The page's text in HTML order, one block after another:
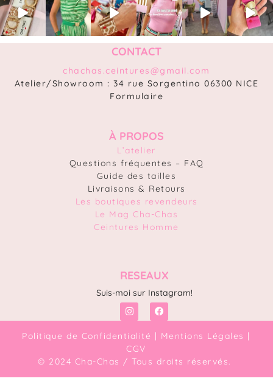
CONTACT
chachas.ceintures@gmail.com
Atelier/Showroom : 34 rue Sorgentino 06300 NICE
Formulaire
À PROPOS
L’atelier
Questions fréquentes – FAQ
Guide des tailles
Livraisons & Retours
Les boutiques revendeurs
Le Mag Cha-Chas
Ceintures Homme
RESEAUX
Suis-moi sur Instagram!
Politique de Confidentialité | Mentions Légales |
CGV
© 2024 Cha-Chas / Tous droits réservés.